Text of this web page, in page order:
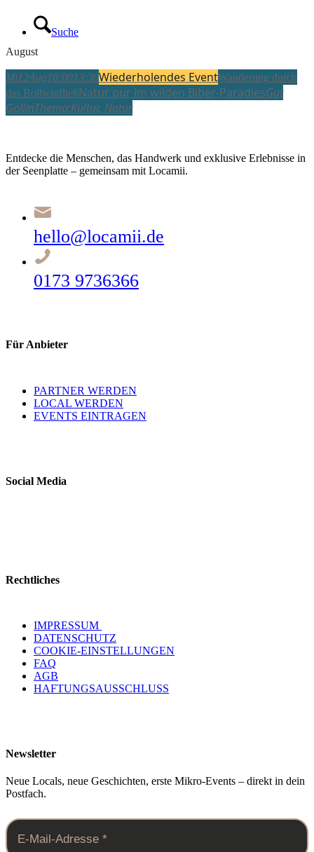
Suche
Menü Menü
August
Mi12Aug10:0013:30Wiederholendes EventWanderung durch
das BollwinfließNatur pur im wilden Biber-ParadiesGut
GollinThema:Kultur, Natur
Entdecke die Menschen, das Handwerk und exklusive Erlebnisse in
der Seenplatte – gemeinsam mit Locamii.
hello@locamii.de
0173 9736366
Für Anbieter
PARTNER WERDEN
LOCAL WERDEN
EVENTS EINTRAGEN
Social Media
Rechtliches
IMPRESSUM
DATENSCHUTZ
COOKIE-EINSTELLUNGEN
FAQ
AGB
HAFTUNGSAUSSCHLUSS
Newsletter
Neue Locals, neue Geschichten, erste Mikro-Events – direkt in dein
Postfach.